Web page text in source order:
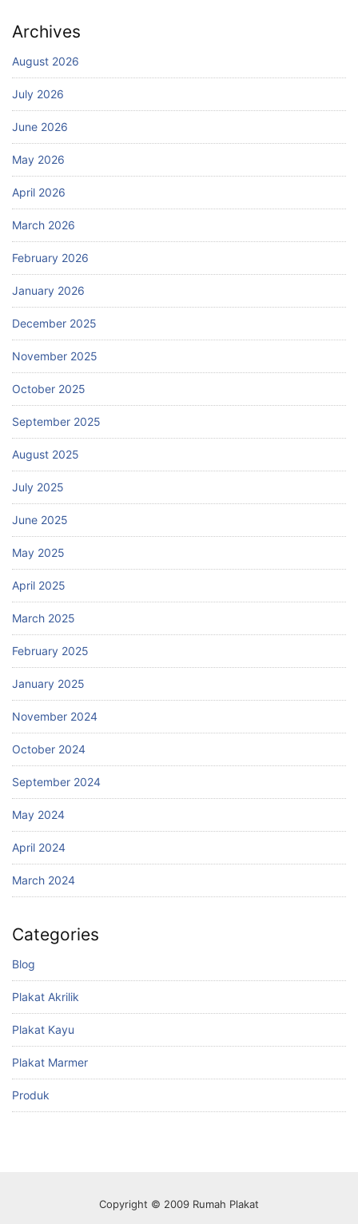
Archives
August 2026
July 2026
June 2026
May 2026
April 2026
March 2026
February 2026
January 2026
December 2025
November 2025
October 2025
September 2025
August 2025
July 2025
June 2025
May 2025
April 2025
March 2025
February 2025
January 2025
November 2024
October 2024
September 2024
May 2024
April 2024
March 2024
Categories
Blog
Plakat Akrilik
Plakat Kayu
Plakat Marmer
Produk
Copyright © 2009 Rumah Plakat